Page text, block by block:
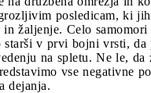
posledicam, ki jih
in žaljenje. Celo samomori
starši v prvi bojni vrsti, da
na spletu. Ne le, da
vse negativne
dejanja.